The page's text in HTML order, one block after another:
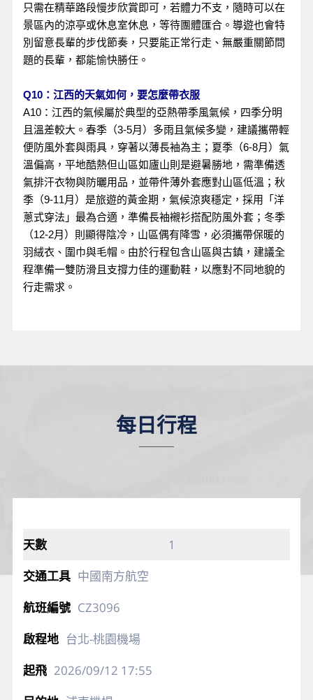
只需在精華路段慢步欣賞即可，若體力不支，隨時可以在
景區內的涼亭或休息室休息，等待團體匯合。導遊也會特
別留意長輩的步伐節奏，只要能正常行走、無嚴重關節問
題的長輩，都能愉快勝任。
Q10： 江西的天氣如何，要怎麼帶衣服
A10：江西的氣候屬於典型的亞熱帶季風氣候，四季分明
且溫差較大。春季（3-5月）多雨且氣候多變，建議攜帶輕
便防風外套與雨具，穿著以薄長袖為主；夏季（6-8月）氣
溫偏高，平地酷熱但山區如廬山則是避暑勝地，需準備透
氣排汗衣物與防曬用品，並帶件薄外套應對山區低溫；秋
季（9-11月）是旅遊的黃金期，氣候涼爽穩定，採用「洋
蔥式穿法」最為合適，準備長袖襯衫搭配防風外套；冬季
（12-2月）則顯得陰冷，山區偶有降雪，必須攜帶保暖的
羽絨衣、圍巾與毛帽。由於行程包含山區與古鎮，建議全
程準備一雙防滑且支撐力佳的運動鞋，以應對不同地貌的
行走需求。
每日行程
1
中國南方航空
CZ3096
台北-桃園機場
2026/09/12 17:55